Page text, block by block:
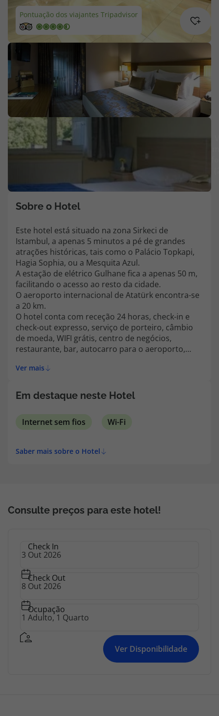
Blog TopViagens
Área de Cliente
Contactos
Apoio ao cliente em Portugal
Custo de uma chamada para a rede fixa nacional.
Apoio ao cliente no Estrangeiro
Custo de uma chamada para a rede fixa nacional.
A sua agência de viagens Top Atlântico tem a preocupação de estar
sempre mais perto de si, para maior comodidade e total facilidade
na marcação das suas viagens, tem ainda ao seu dispor o nosso call
center a funcionar todos os dias úteis das 10:00 às 20:00 e Sábado
das 10:00 às 14:00.
topatlantico@topatlantico.com
Pontuação dos viajantes Tripadvisor
Sobre o Hotel
Este hotel está situado na zona Sirkeci de
Istambul, a apenas 5 minutos a pé de grandes
atrações históricas, tais como o Palácio Topkapi,
Hagia Sophia, ou a Mesquita Azul.
A estação de elétrico Gulhane fica a apenas 50 m,
facilitando o acesso ao resto da cidade.
O aeroporto internacional de Atatürk encontra-se
a 20 km.
O hotel conta com receção 24 horas, check-in e
check-out expresso, serviço de porteiro, câmbio
de moeda, WIFI grátis, centro de negócios,
restaurante, bar, autocarro para o aeroporto,
bagagem.
Ver mais
Em destaque neste Hotel
Internet sem fios Wi-Fi
Saber mais sobre o Hotel
Consulte preços para este hotel!
Check In
Check Out
Ocupação
Ver Disponibilidade